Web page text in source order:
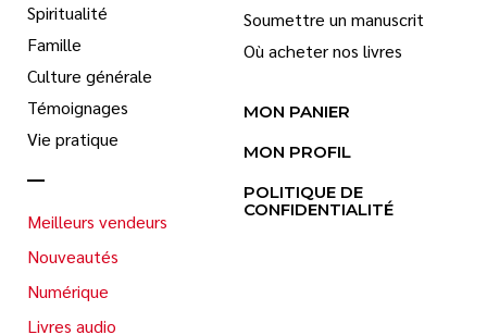
Spiritualité
Famille
Culture générale
Témoignages
Vie pratique
Meilleurs vendeurs
Nouveautés
Numérique
Livres audio
Soumettre un manuscrit
Où acheter nos livres
MON PANIER
MON PROFIL
POLITIQUE DE
CONFIDENTIALITÉ